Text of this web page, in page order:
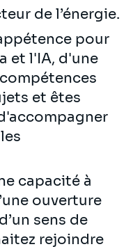
de l’énergie.
pour
et l'IA, d'une
et êtes
capacité à
ouverture
sens de
rejoindre